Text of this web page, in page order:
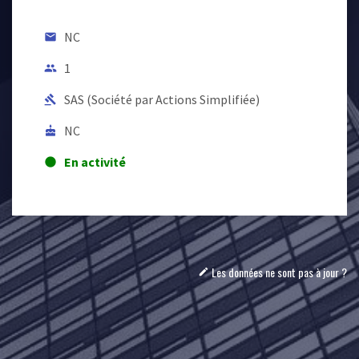
email NC
people 1
gavel SAS (Société par Actions Simplifiée)
cake NC
lens En activité
mode_editLes données ne sont pas à jour ?